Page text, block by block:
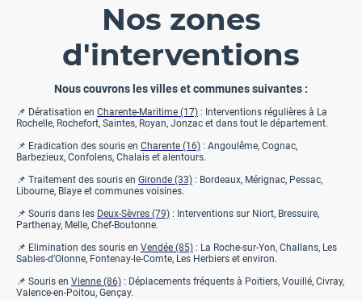
Nos zones
d'interventions
Nous couvrons les villes et communes suivantes :
📌 Dératisation en Charente-Maritime (17) : Interventions régulières à La
Rochelle, Rochefort, Saintes, Royan, Jonzac et dans tout le département.
📌 Eradication des souris en Charente (16) : Angoulême, Cognac,
Barbezieux, Confolens, Chalais et alentours.
📌 Traitement des souris en Gironde (33) : Bordeaux, Mérignac, Pessac,
Libourne, Blaye et communes voisines.
📌 Souris dans les Deux-Sèvres (79) : Interventions sur Niort, Bressuire,
Parthenay, Melle, Chef-Boutonne.
📌 Elimination des souris en Vendée (85) : La Roche-sur-Yon, Challans, Les
Sables-d’Olonne, Fontenay-le-Comte, Les Herbiers et environ.
📌 Souris en Vienne (86) : Déplacements fréquents à Poitiers, Vouillé, Civray,
Valence-en-Poitou, Gençay.